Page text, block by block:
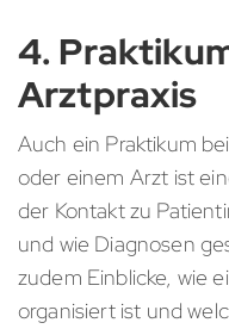
4.
Arztpraxis
Auch ein Praktikum
oder einem Arzt ist
der Kontakt zu
und wie Diagnosen
zudem Einblicke, wie
organisiert ist und